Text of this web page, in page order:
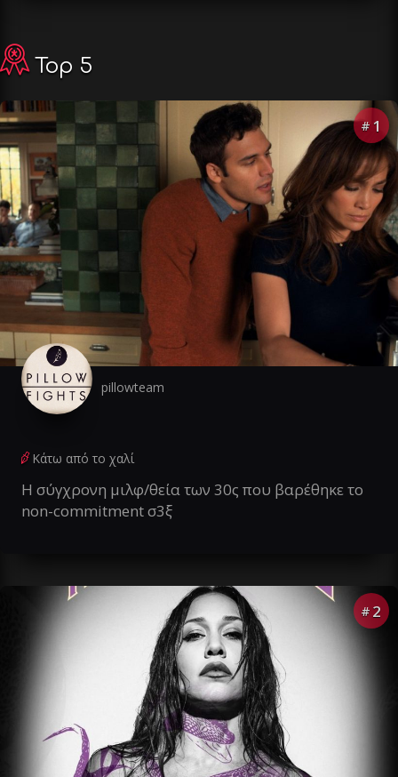
Top 5
# 1
pillowteam
Κάτω από το χαλί
Η σύγχρονη μιλφ/θεία των 30ς που βαρέθηκε το
non-commitment σ3ξ
# 2